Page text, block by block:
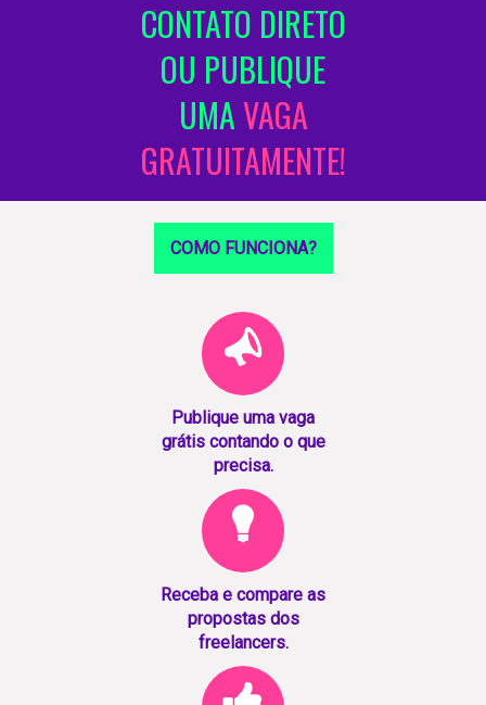
CONTATO DIRETO
OU PUBLIQUE
UMAVAGA
GRATUITAMENTE!
COMO FUNCIONA?
Publique uma vaga
grátis contando o que
precisa.
Receba e compare as
propostas dos
freelancers.